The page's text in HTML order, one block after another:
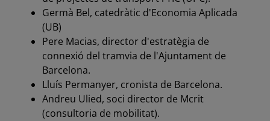
Germà Bel, catedràtic d'Economia Aplicada
(UB)
Pere Macias, director d'estratègia de
connexió del tramvia de l'Ajuntament de
Barcelona.
Lluís Permanyer, cronista de Barcelona.
Andreu Ulied, soci director de Mcrit
(consultoria de mobilitat).